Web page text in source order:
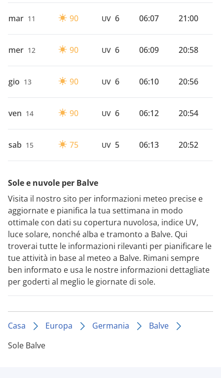
mar 11 90 UV 6 06:07 21:00
mer 12 90 UV 6 06:09 20:58
gio 13 90 UV 6 06:10 20:56
ven 14 90 UV 6 06:12 20:54
sab 15 75 UV 5 06:13 20:52
Sole e nuvole per Balve
Visita il nostro sito per informazioni meteo precise e
aggiornate e pianifica la tua settimana in modo
ottimale con dati su copertura nuvolosa, indice UV,
luce solare, nonché alba e tramonto a Balve. Qui
troverai tutte le informazioni rilevanti per pianificare le
tue attività in base al meteo a Balve. Rimani sempre
ben informato e usa le nostre informazioni dettagliate
per goderti al meglio le giornate di sole.
Casa Europa Germania
Balve
Sole Balve